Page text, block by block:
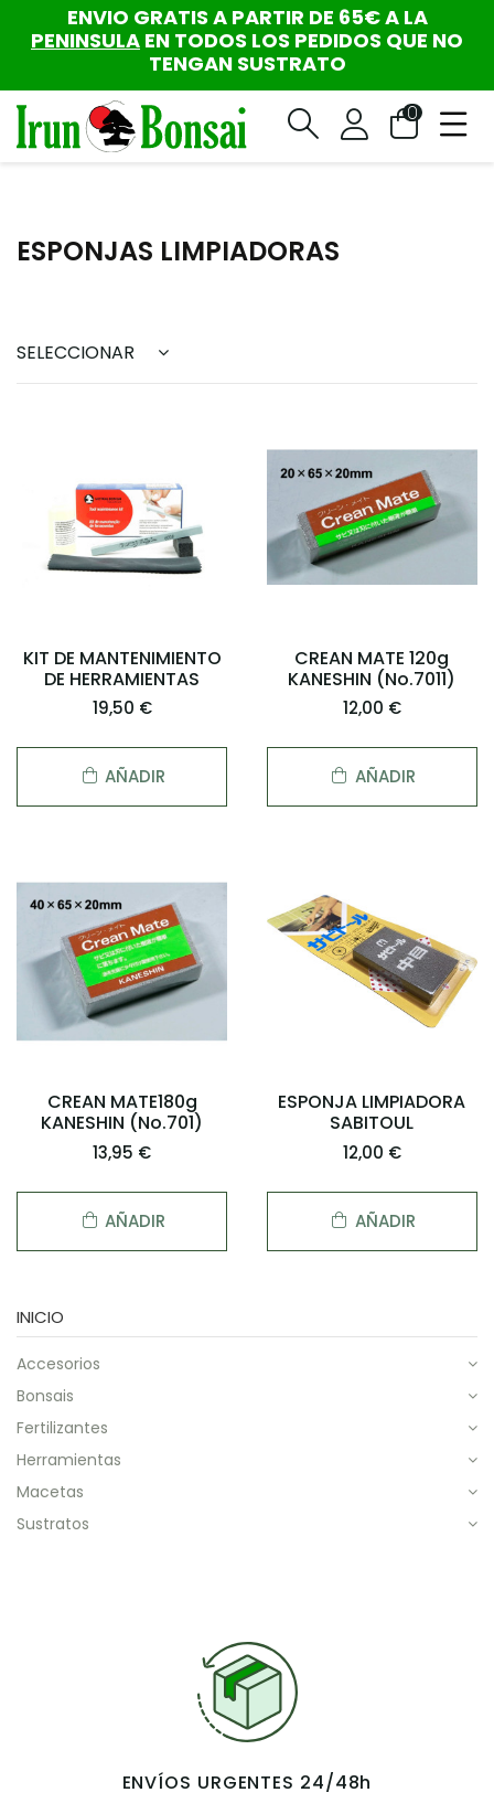
ENVIO GRATIS A PARTIR DE 65€ A LA
PENINSULA EN TODOS LOS PEDIDOS QUE NO
TENGAN SUSTRATO
0
ESPONJAS LIMPIADORAS
SELECCIONAR
KIT DE MANTENIMIENTO
DE HERRAMIENTAS
19,50 €
AÑADIR
CREAN MATE 120g
KANESHIN (No.7011)
12,00 €
AÑADIR
CREAN MATE180g
KANESHIN (No.701)
13,95 €
AÑADIR
ESPONJA LIMPIADORA
SABITOUL
12,00 €
AÑADIR
INICIO
accesorios
bonsais
fertilizantes
herramientas
macetas
sustratos
ENVÍOS URGENTES 24/48h